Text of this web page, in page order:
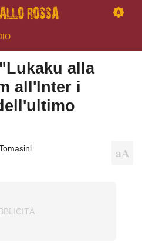
alla
all'Inter i